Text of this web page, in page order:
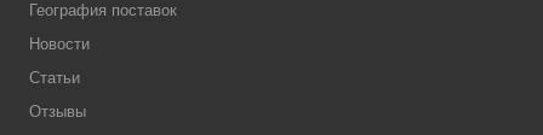
География поставок
Новости
Статьи
Отзывы